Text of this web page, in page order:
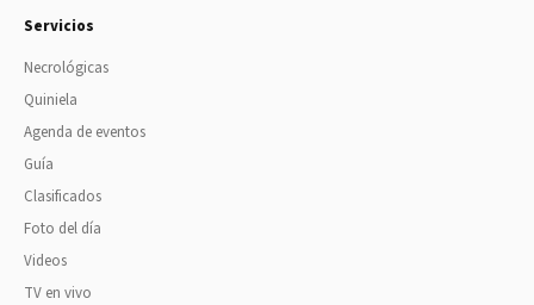
Servicios
Necrológicas
Quiniela
Agenda de eventos
Guía
Clasificados
Foto del día
Videos
TV en vivo